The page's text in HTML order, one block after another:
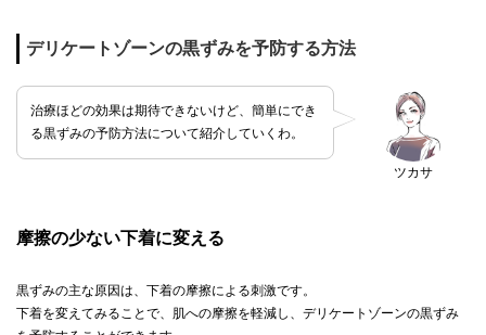
デリケートゾーンの黒ずみを予防する方法
ツカサ
治療ほどの効果は期待できないけど、簡単にでき
る黒ずみの予防方法について紹介していくわ。
摩擦の少ない下着に変える
黒ずみの主な原因は、下着の摩擦による刺激です。
下着を変えてみることで、肌への摩擦を軽減し、デリケートゾーンの黒ずみ